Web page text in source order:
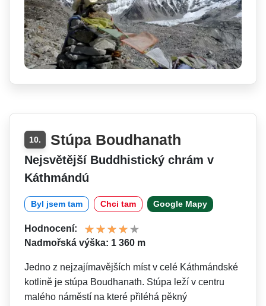
10. Stúpa Boudhanath
Nejsvětější Buddhistický chrám v
Káthmándú
Byl jsem tam Chci tam Google Mapy
Hodnocení:
Nadmořská výška: 1 360 m
Jedno z nejzajímavějších míst v celé Káthmándské
kotlině je stúpa Boudhanath. Stúpa leží v centru
malého náměstí na které přiléhá pěkný